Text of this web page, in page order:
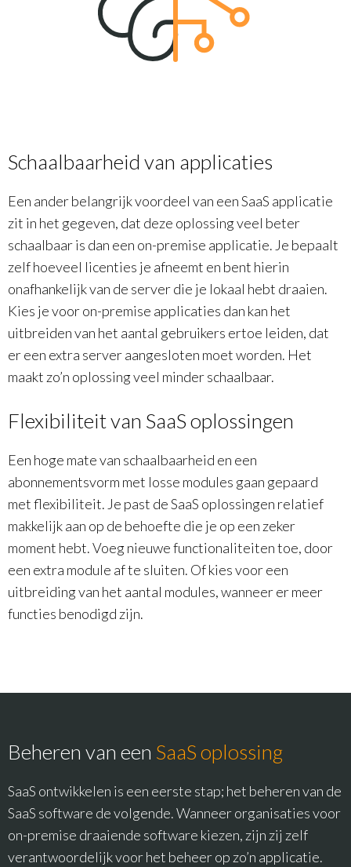
Schaalbaarheid van applicaties
Een ander belangrijk voordeel van een SaaS applicatie
zit in het gegeven, dat deze oplossing veel beter
schaalbaar is dan een on-premise applicatie. Je bepaalt
zelf hoeveel licenties je afneemt en bent hierin
onafhankelijk van de server die je lokaal hebt draaien.
Kies je voor on-premise applicaties dan kan het
uitbreiden van het aantal gebruikers ertoe leiden, dat
er een extra server aangesloten moet worden. Het
maakt zo’n oplossing veel minder schaalbaar.
Flexibiliteit van SaaS oplossingen
Een hoge mate van schaalbaarheid en een
abonnementsvorm met losse modules gaan gepaard
met flexibiliteit. Je past de SaaS oplossingen relatief
makkelijk aan op de behoefte die je op een zeker
moment hebt. Voeg nieuwe functionaliteiten toe, door
een extra module af te sluiten. Of kies voor een
uitbreiding van het aantal modules, wanneer er meer
functies benodigd zijn.
Beheren van een SaaSoplossing
SaaS ontwikkelen is een eerste stap; het beheren van de
SaaS software de volgende. Wanneer organisaties voor
on-premise draaiende software kiezen, zijn zij zelf
verantwoordelijk voor het beheer op zo’n applicatie.